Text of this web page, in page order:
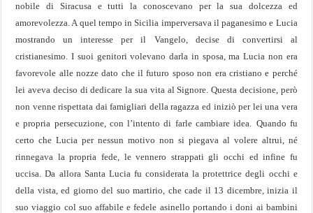
nobile di Siracusa e tutti la conoscevano per la sua dolcezza ed
amorevolezza. A quel tempo in Sicilia imperversava il paganesimo e Lucia
mostrando un interesse per il Vangelo, decise di convertirsi al
cristianesimo. I suoi genitori volevano darla in sposa, ma Lucia non era
favorevole alle nozze dato che il futuro sposo non era cristiano e perché
lei aveva deciso di dedicare la sua vita al Signore. Questa decisione, però
non venne rispettata dai famigliari della ragazza ed iniziò per lei una vera
e propria persecuzione, con l’intento di farle cambiare idea. Quando fu
certo che Lucia per nessun motivo non si piegava al volere altrui, né
rinnegava la propria fede, le vennero strappati gli occhi ed infine fu
uccisa. Da allora Santa Lucia fu considerata la protettrice degli occhi e
della vista, ed giorno del suo martirio, che cade il 13 dicembre, inizia il
suo viaggio col suo affabile e fedele asinello portando i doni ai bambini